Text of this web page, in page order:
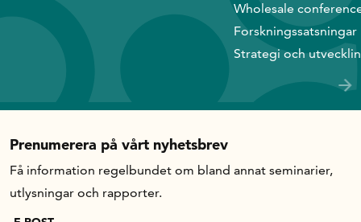
In English
Wholesale
Forskningssatsningar
Strategi och
Prenumerera på vårt nyhetsbrev
Få information regelbundet om bland annat seminarier,
utlysningar och rapporter.